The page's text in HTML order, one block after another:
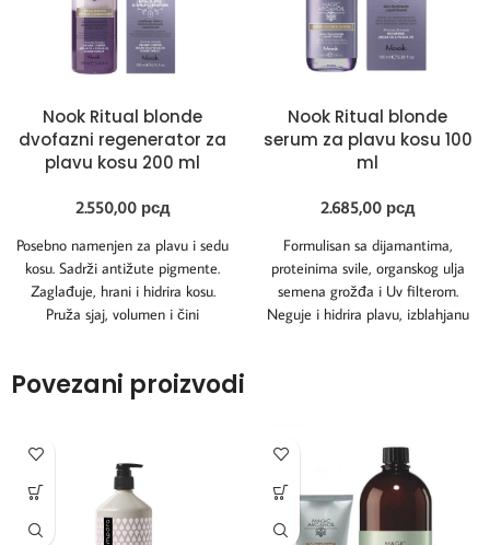
Nook Ritual blonde
dvofazni regenerator za
plavu kosu 200 ml
2.550,00 рсд
Posebno namenjen za plavu i sedu
kosu. Sadrži antižute pigmente.
Zaglađuje, hrani i hidrira kosu.
Pruža sjaj, volumen i čini
Nook Ritual blonde
serum za plavu kosu 100
ml
2.685,00 рсд
Formulisan sa dijamantima,
proteinima svile, organskog ulja
semena grožđa i Uv filterom.
Neguje i hidrira plavu, izblahjanu
Povezani proizvodi